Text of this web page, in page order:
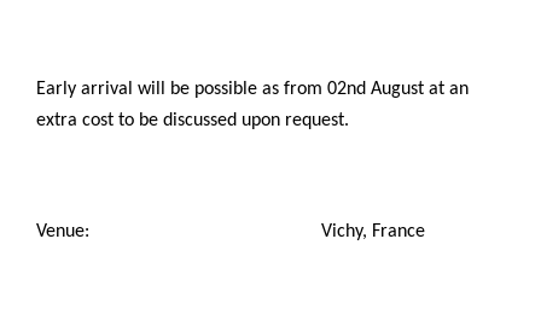
Early arrival will be possible as from 02nd August at an
extra cost to be discussed upon request.
Venue: Vichy, France